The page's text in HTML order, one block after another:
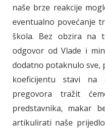
naše brze reakcije
eventualno povećanje
škola. Bez obzira na
odgovor od Vlade i
dodatno potaknulo sve,
koeficijentu stavi na
pregovora tražit
predstavnika, makar
artikulirati naše